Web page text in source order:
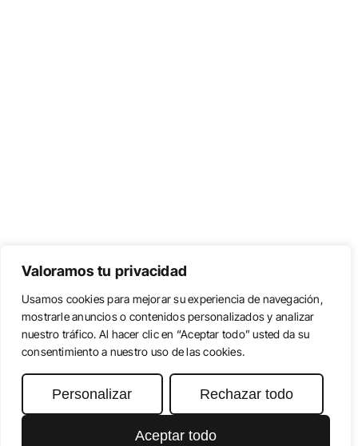
Valoramos tu privacidad
Usamos cookies para mejorar su experiencia de navegación,
mostrarle anuncios o contenidos personalizados y analizar
nuestro tráfico. Al hacer clic en “Aceptar todo” usted da su
consentimiento a nuestro uso de las cookies.
Personalizar Rechazar todo
Aceptar todo
Volver al blog
Política de Privacidad